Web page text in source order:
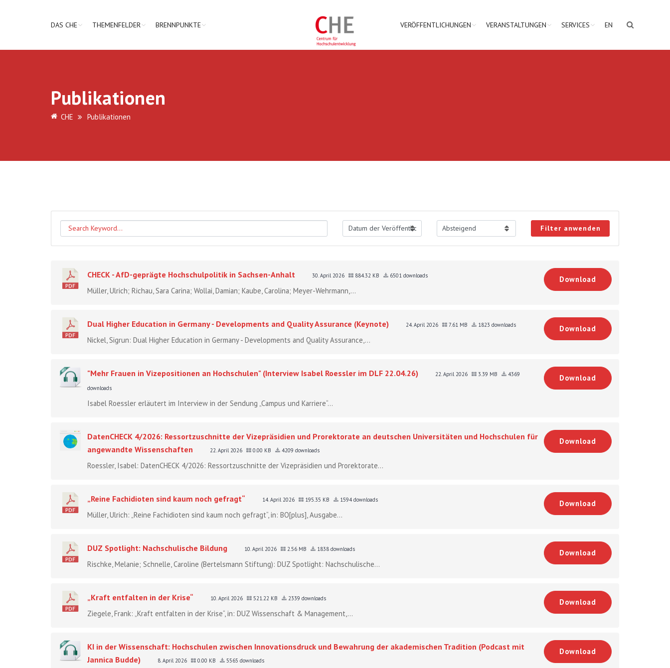
DAS CHE THEMENFELDER BRENNPUNKTE VERÖFFENTLICHUNGEN VERANSTALTUNGEN SERVICES EN
Publikationen
CHE Publikationen
Filter anwenden
CHECK - AfD-geprägte Hochschulpolitik in Sachsen-Anhalt 30. April 2026 884.32 KB 6501 downloads
Müller, Ulrich; Richau, Sara Carina; Wollai, Damian; Kaube, Carolina; Meyer-Wehrmann,...
Download
Dual Higher Education in Germany - Developments and Quality Assurance (Keynote) 24. April 2026 7.61 MB 1823 downloads
Nickel, Sigrun: Dual Higher Education in Germany - Developments and Quality Assurance,...
Download
"Mehr Frauen in Vizepositionen an Hochschulen" (Interview Isabel Roessler im DLF 22.04.26) 22. April 2026 3.39 MB
4369
downloads
Isabel Roessler erläutert im Interview in der Sendung „Campus und Karriere“...
Download
DatenCHECK 4/2026: Ressortzuschnitte der Vizepräsidien und Prorektorate an deutschen Universitäten und Hochschulen für
angewandte Wissenschaften
22. April 2026 0.00 KB 4209 downloads
Roessler, Isabel: DatenCHECK 4/2026: Ressortzuschnitte der Vizepräsidien und Prorektorate...
Download
„Reine Fachidioten sind kaum noch gefragt“ 14. April 2026 195.35 KB 1594 downloads
Müller, Ulrich: „Reine Fachidioten sind kaum noch gefragt“, in: BO[plus], Ausgabe...
Download
DUZ Spotlight: Nachschulische Bildung 10. April 2026 2.56 MB 1838 downloads
Rischke, Melanie; Schnelle, Caroline (Bertelsmann Stiftung): DUZ Spotlight: Nachschulische...
Download
„Kraft entfalten in der Krise“ 10. April 2026 521.22 KB 2339 downloads
Ziegele, Frank: „Kraft entfalten in der Krise“, in: DUZ Wissenschaft & Management,...
Download
KI in der Wissenschaft: Hochschulen zwischen Innovationsdruck und Bewahrung der akademischen Tradition (Podcast mit
Jannica Budde)
8. April 2026 0.00 KB 5565 downloads
Download